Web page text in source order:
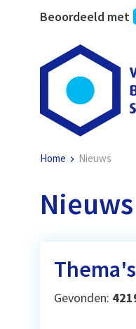
Beoordeeld met
Home Nieuws
Nieuws
Thema's
Gevonden: